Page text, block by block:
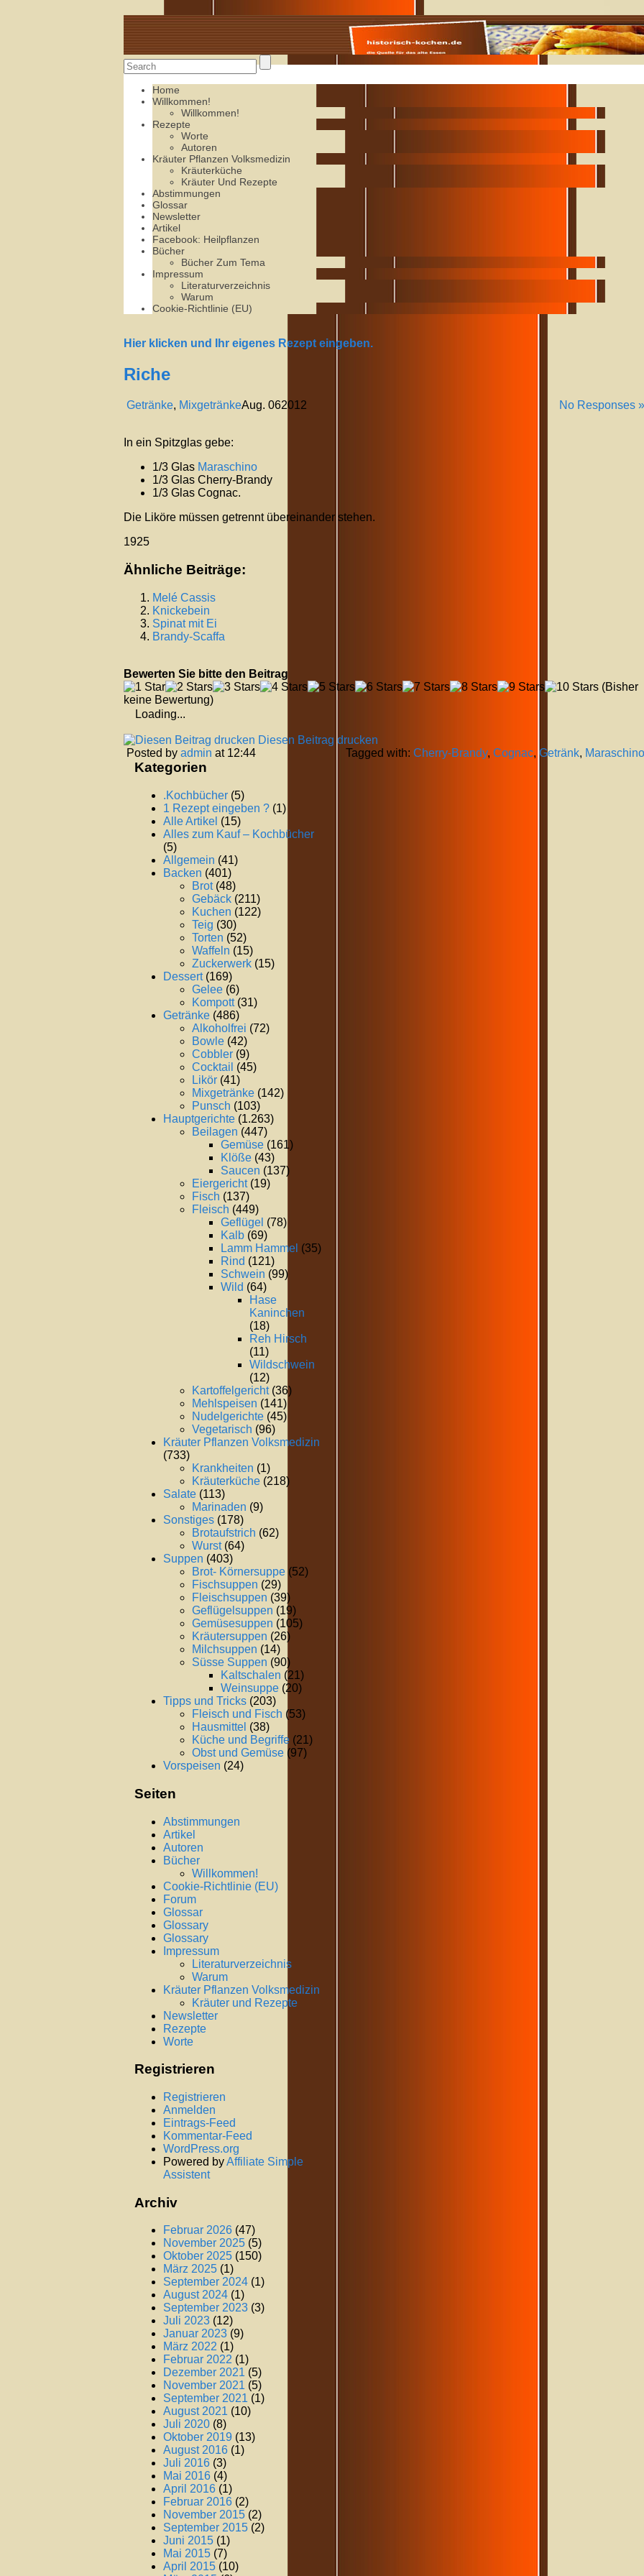
Alte Rezepte online
Home
Willkommen!
Willkommen!
Rezepte
Worte
Autoren
Kräuter Pflanzen Volksmedizin
Kräuterküche
Kräuter Und Rezepte
Abstimmungen
Glossar
Newsletter
Artikel
Facebook: Heilpflanzen
Bücher
Bücher Zum Tema
Impressum
Literaturverzeichnis
Warum
Cookie-Richtlinie (EU)
Hier klicken und Ihr eigenes Rezept eingeben.
Riche
Getränke, Mixgetränke No Responses »
Aug. 062012
In ein Spitzglas gebe:
1/3 Glas Maraschino
1/3 Glas Cherry-Brandy
1/3 Glas Cognac.
Die Liköre müssen getrennt übereinander stehen.
1925
Ähnliche Beiträge:
Melé Cassis
Knickebein
Spinat mit Ei
Brandy-Scaffa
Bewerten Sie bitte den Beitrag
(Bisher
keine Bewertung)
Loading...
Diesen Beitrag drucken
Posted by admin at 12:44 Tagged with: Cherry-Brandy, Cognac, Getränk, Maraschino
Kategorien
.Kochbücher (5)
1 Rezept eingeben ? (1)
Alle Artikel (15)
Alles zum Kauf – Kochbücher
(5)
Allgemein (41)
Backen (401)
Brot(48)
Gebäck (211)
Kuchen (122)
Teig (30)
Torten (52)
Waffeln (15)
Zuckerwerk (15)
Dessert(169)
Gelee (6)
Kompott(31)
Getränke (486)
Alkoholfrei (72)
Bowle (42)
Cobbler (9)
Cocktail (45)
Likör (41)
Mixgetränke (142)
Punsch (103)
Hauptgerichte (1.263)
Beilagen (447)
Gemüse (161)
Klöße (43)
Saucen (137)
Eiergericht(19)
Fisch (137)
Fleisch (449)
Geflügel (78)
Kalb (69)
Lamm Hammel (35)
Rind (121)
Schwein (99)
Wild (64)
Hase
Kaninchen
(18)
Reh Hirsch
(11)
Wildschwein
(12)
Kartoffelgericht(36)
Mehlspeisen (141)
Nudelgerichte (45)
Vegetarisch (96)
Kräuter Pflanzen Volksmedizin
(733)
Krankheiten (1)
Kräuterküche (218)
Salate (113)
Marinaden (9)
Sonstiges (178)
Brotaufstrich (62)
Wurst(64)
Suppen (403)
Brot- Körnersuppe (52)
Fischsuppen (29)
Fleischsuppen (39)
Geflügelsuppen (19)
Gemüsesuppen (105)
Kräutersuppen (26)
Milchsuppen (14)
Süsse Suppen (90)
Kaltschalen (21)
Weinsuppe (20)
Tipps und Tricks (203)
Fleisch und Fisch (53)
Hausmittel (38)
Küche und Begriffe (21)
Obst und Gemüse (97)
Vorspeisen (24)
Seiten
Abstimmungen
Artikel
Autoren
Bücher
Willkommen!
Cookie-Richtlinie (EU)
Forum
Glossar
Glossary
Glossary
Impressum
Literaturverzeichnis
Warum
Kräuter Pflanzen Volksmedizin
Kräuter und Rezepte
Newsletter
Rezepte
Worte
Registrieren
Registrieren
Anmelden
Eintrags-Feed
Kommentar-Feed
WordPress.org
Powered byAffiliate Simple
Assistent
Archiv
Februar 2026 (47)
November 2025 (5)
Oktober 2025 (150)
März 2025 (1)
September 2024 (1)
August 2024 (1)
September 2023 (3)
Juli 2023 (12)
Januar 2023 (9)
März 2022 (1)
Februar 2022 (1)
Dezember 2021 (5)
November 2021 (5)
September 2021 (1)
August 2021 (10)
Juli 2020 (8)
Oktober 2019 (13)
August 2016 (1)
Juli 2016 (3)
Mai 2016 (4)
April 2016 (1)
Februar 2016 (2)
November 2015 (2)
September 2015 (2)
Juni 2015 (1)
Mai 2015 (7)
April 2015 (10)